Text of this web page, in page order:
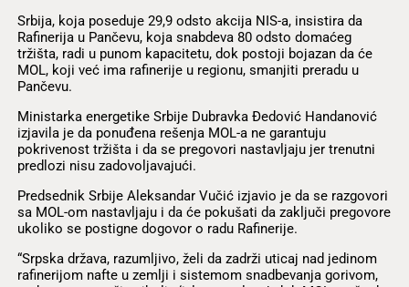
Srbija, koja poseduje 29,9 odsto akcija NIS-a, insistira da
Rafinerija u Pančevu, koja snabdeva 80 odsto domaćeg
tržišta, radi u punom kapacitetu, dok postoji bojazan da će
MOL, koji već ima rafinerije u regionu, smanjiti preradu u
Pančevu.
Ministarka energetike Srbije Dubravka Đedović Handanović
izjavila je da ponuđena rešenja MOL-a ne garantuju
pokrivenost tržišta i da se pregovori nastavljaju jer trenutni
predlozi nisu zadovoljavajući.
Predsednik Srbije Aleksandar Vučić izjavio je da se razgovori
sa MOL-om nastavljaju i da će pokušati da zaključi pregovore
ukoliko se postigne dogovor o radu Rafinerije.
“Srpska država, razumljivo, želi da zadrži uticaj nad jedinom
rafinerijom nafte u zemlji i sistemom snadbevanja gorivom,